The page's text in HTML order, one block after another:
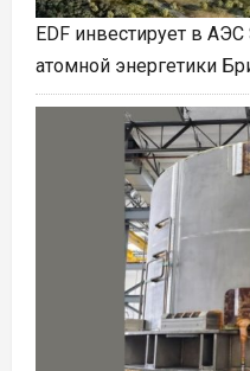
EDF инвестирует в
атомной энергетики